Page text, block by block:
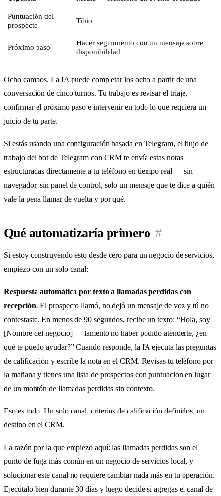
Puntuación del
prospecto
Tibio
Próximo paso
Hacer seguimiento con un mensaje sobre
disponibilidad
Ocho campos. La IA puede completar los ocho a partir de una
conversación de cinco turnos. Tu trabajo es revisar el triaje,
confirmar el próximo paso e intervenir en todo lo que requiera un
juicio de tu parte.
Si estás usando una configuración basada en Telegram, el flujo de
trabajo del bot de Telegram con CRM te envía estas notas
estructuradas directamente a tu teléfono en tiempo real — sin
navegador, sin panel de control, solo un mensaje que te dice a quién
vale la pena llamar de vuelta y por qué.
Qué automatizaría primero #
Si estoy construyendo esto desde cero para un negocio de servicios,
empiezo con un solo canal:
Respuesta automática por texto a llamadas perdidas con
recepción. El prospecto llamó, no dejó un mensaje de voz y tú no
contestaste. En menos de 90 segundos, recibe un texto: “Hola, soy
[Nombre del negocio] — lamento no haber podido atenderte, ¿en
qué te puedo ayudar?” Cuando responde, la IA ejecuta las preguntas
de calificación y escribe la nota en el CRM. Revisas tu teléfono por
la mañana y tienes una lista de prospectos con puntuación en lugar
de un montón de llamadas perdidas sin contexto.
Eso es todo. Un solo canal, criterios de calificación definidos, un
destino en el CRM.
La razón por la que empiezo aquí: las llamadas perdidas son el
punto de fuga más común en un negocio de servicios local, y
solucionar este canal no requiere cambiar nada más en tu operación.
Ejecútalo bien durante 30 días y luego decide si agregas el canal de